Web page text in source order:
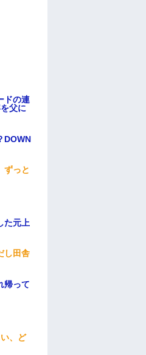
ドの連
父に
DOWN
ずっと
た元上
し田舎
帰って
、ど